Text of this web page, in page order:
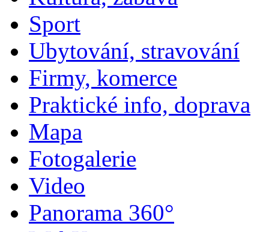
Sport
Ubytování, stravování
Firmy, komerce
Praktické info, doprava
Mapa
Fotogalerie
Video
Panorama 360°